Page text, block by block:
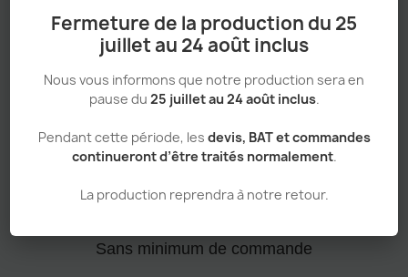
Fermeture de la production du 25
juillet au 24 août inclus
Nous vous informons que notre production sera en
pause du 25 juillet au 24 août inclus.
Pendant cette période, les devis, BAT et commandes
continueront d’être traités normalement.
La production reprendra à notre retour.
Personnalisation haut de gamme
Adapté aux pros comme aux particuliers
Sans minimum de commande